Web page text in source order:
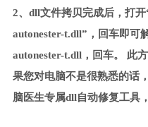
2、dll文件拷贝完成后，打
autonester-t.dll”，回车即可
autonester-t.dll，回车。 此
果您对电脑不是很熟悉的话
脑医生专属dll自动修复工具